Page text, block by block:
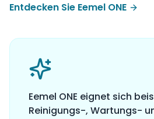
Entdecken Sie Eemel ONE
Eemel ONE eignet sich
Reinigungs-, Wartungs-